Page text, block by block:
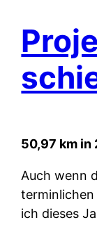
50,97 km
Auch wenn
ich dieses